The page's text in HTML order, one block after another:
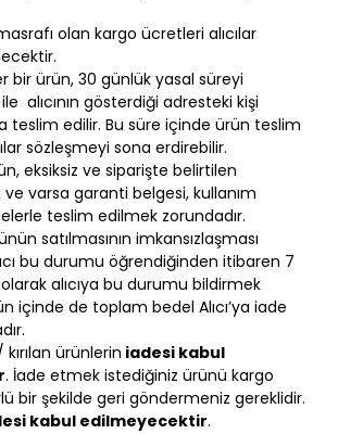
olan kargo ücretleri alıcılar
bir ürün, 30 günlük yasal süreyi
alıcının gösterdiği adresteki kişi
teslim edilir. Bu süre içinde ürün teslim
sözleşmeyi sona erdirebilir.
eksiksiz ve siparişte belirtilen
varsa garanti belgesi, kullanım
teslim edilmek zorundadır.
satılmasının imkansızlaşması
bu durumu öğrendiğinden itibaren 7
alıcıya bu durumu bildirmek
içinde de toplam bedel Alıcı’ya iade
ürünlerin iadesi kabul
. İade etmek istediğiniz ürünü kargo
bir şekilde geri göndermeniz gereklidir.
kabul edilmeyecektir.